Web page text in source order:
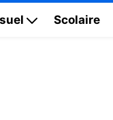
Scolaire